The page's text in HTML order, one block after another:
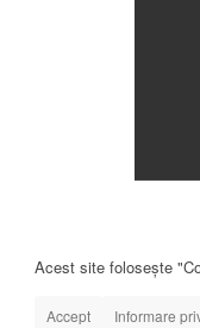
Acest site folosește
Accept Informare